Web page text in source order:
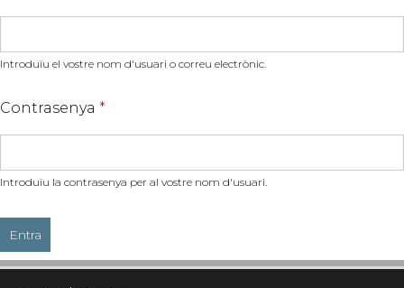
Introduïu el vostre nom d'usuari o correu electrònic.
Contrasenya *
Introduïu la contrasenya per al vostre nom d'usuari.